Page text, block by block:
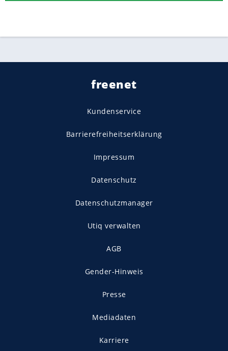
freenet
Kundenservice
Barrierefreiheitserklärung
Impressum
Datenschutz
Datenschutzmanager
Utiq verwalten
AGB
Gender-Hinweis
Presse
Mediadaten
Karriere